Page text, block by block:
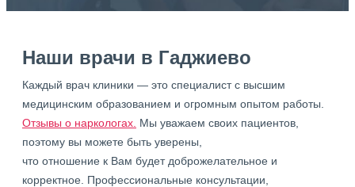
Наши врачи в Гаджиево
Каждый врач клиники — это специалист с высшим
медицинским образованием и огромным опытом работы.
Отзывы о наркологах. Мы уважаем своих пациентов,
поэтому вы можете быть уверены,
что отношение к Вам будет доброжелательное и
корректное. Профессиональные консультации,